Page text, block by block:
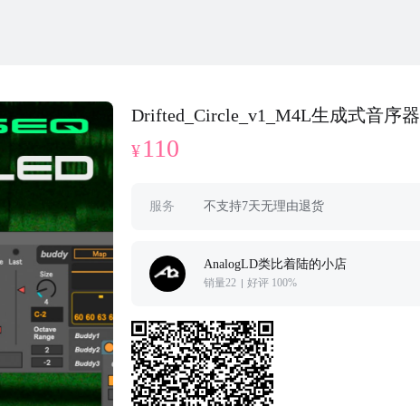
Drifted_Circle_v1_M4L生成式音序器
¥110
服务 不支持7天无理由退货
AnalogLD类比着陆的小店
销量22 好评 100%